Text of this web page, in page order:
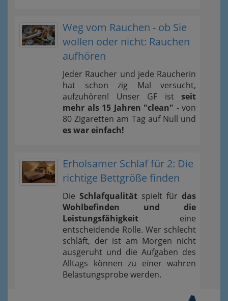
Weg vom Rauchen - ob Sie
wollen oder nicht: Rauchen
aufhören
Jeder Raucher und jede Raucherin
hat schon zig Mal versucht,
aufzuhören! Unser GF ist seit
mehr als 15 Jahren "clean" - von
80 Zigaretten am Tag auf Null und
es war einfach!
Erholsamer Schlaf für 2: Die
richtige Bettgröße finden
Die Schlafqualität spielt für das
Wohlbefinden und die
Leistungsfähigkeit eine
entscheidende Rolle. Wer schlecht
schläft, der ist am Morgen nicht
ausgeruht und die Aufgaben des
Alltags können zu einer wahren
Belastungsprobe werden.